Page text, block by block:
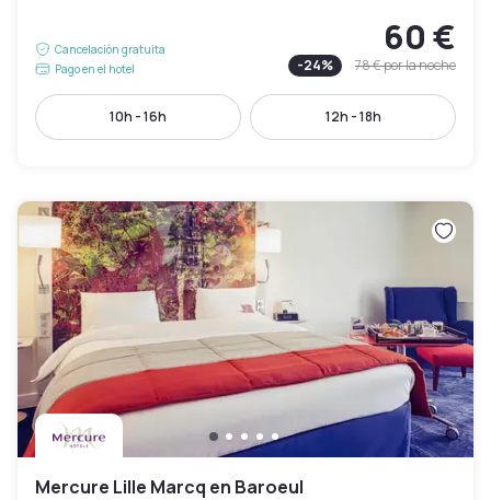
Cancelación gratuita
Pago en el hotel
60 €
-24% 78 €por la noche
10h - 16h 12h - 18h
Mercure Lille Marcq en Baroeul